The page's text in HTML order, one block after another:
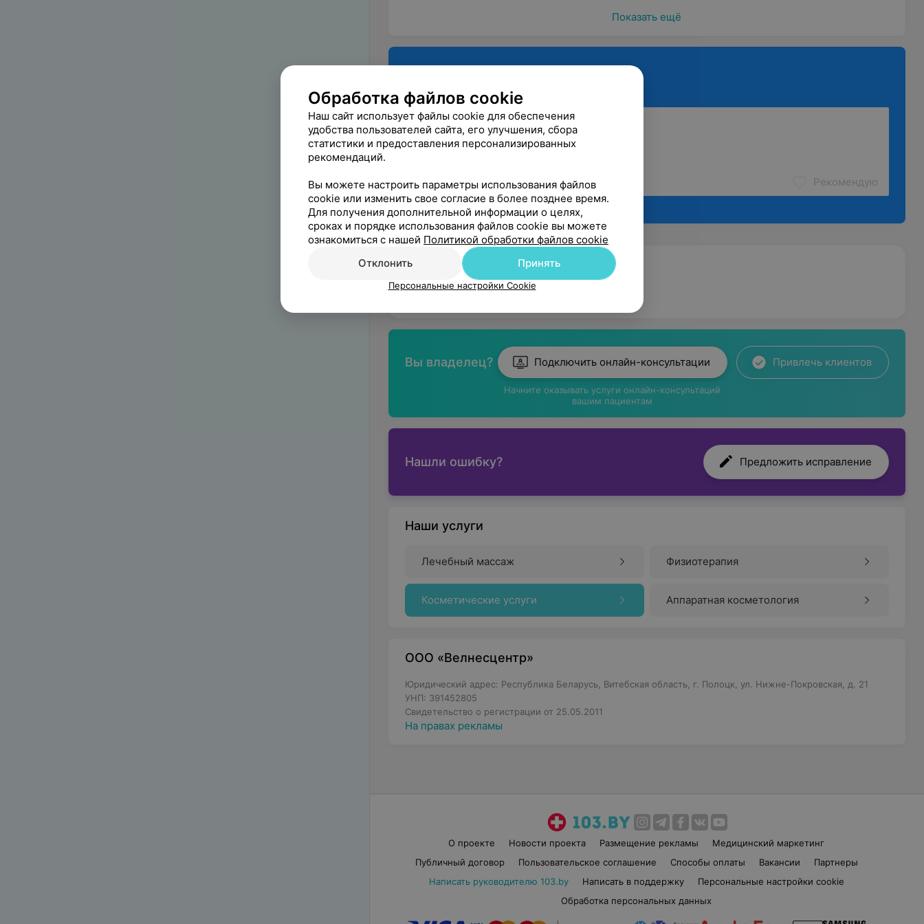
Показать ещё
Рекомендую
Полоцк, ул. Нижне-Покровская, 21
ДО 20:00 МАРШРУТ
Вы владелец? Подключить онлайн-консультации
Начните оказывать услуги онлайн-консультаций
вашим пациентам
Привлечь клиентов
Нашли ошибку? Предложить исправление
Наши услуги
Лечебный массаж Физиотерапия
Косметические услуги Аппаратная косметология
ООО «Велнесцентр»
Юридический адрес: Республика Беларусь, Витебская область, г. Полоцк, ул. Нижне-Покровская, д. 21
УНП: 391452805
Свидетельство о регистрации от 25.05.2011
На правах рекламы
О проекте Новости проекта Размещение рекламы
Медицинский маркетинг
Публичный договор
Пользовательское соглашение Способы оплаты Вакансии
Партнеры
Написать руководителю 103.by
Написать в поддержку
Персональные настройки cookie
Обработка персональных данных
Обработка файлов cookie
Наш сайт использует файлы cookie для обеспечения
удобства пользователей сайта, его улучшения, сбора
статистики и предоставления персонализированных
рекомендаций.
Вы можете настроить параметры использования файлов
cookie или изменить свое согласие в более позднее время.
Для получения дополнительной информации о целях,
сроках и порядке использования файлов cookie вы можете
ознакомиться с нашей Политикой обработки файлов cookie
Отклонить
Принять
Персональные настройки Cookie